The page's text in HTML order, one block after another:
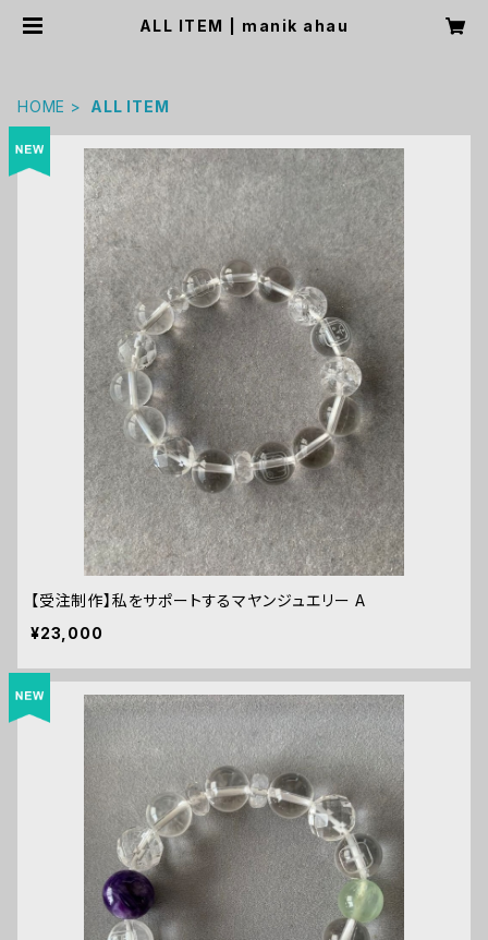
ALL ITEM | manik ahau
HOME ALL ITEM
【受注制作】私をサポートするマヤンジュエリー A
¥23,000